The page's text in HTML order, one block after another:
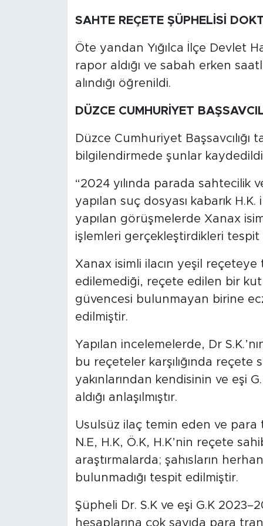
SAHTE REÇETE ŞÜPHELİSİ
Öte yandan Yığılca İlçe Devlet
rapor aldığı ve sabah erken
alındığı öğrenildi.
DÜZCE CUMHURİYET
Düzce Cumhuriyet Başsavcılığı
bilgilendirmede şunlar
“2024 yılında parada sahtecilik
yapılan suç dosyası kabarık
yapılan görüşmelerde Xanax
işlemleri gerçekleştirdikleri tespit
Xanax isimli ilacın yeşil
edilemediği, reçete edilen bir
güvencesi bulunmayan birine
edilmiştir.
Yapılan incelemelerde, Dr
bu reçeteler karşılığında
yakınlarından kendisinin ve eşi
aldığı anlaşılmıştır.
Usulsüz ilaç temin eden ve para
N.E, H.K, Ö.K, H.K’nin reçete
araştırmalarda; şahısların
bulunmadığı tespit edilmiştir.
Şüpheli Dr. S.K ve eşi G.K
hesaplarına çok sayıda para